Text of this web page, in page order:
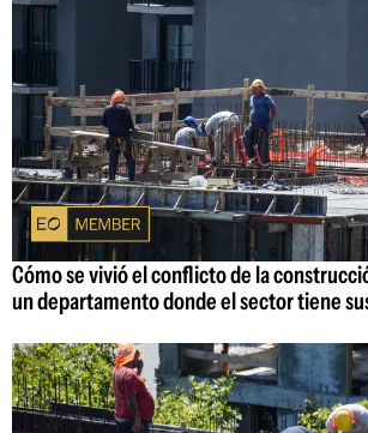
Cómo se vivió el conflicto de la
un departamento donde el sector tiene